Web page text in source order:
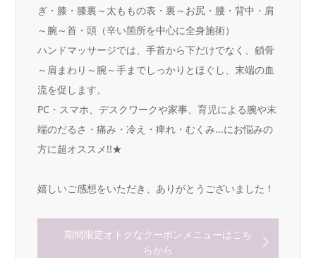
ぎ・膝・膝裏～太ももの表・裏～お尻・腰・背中・肩
～腕～首・頭（辛い箇所を中心に全身施術）
ハンドマッサージでは、手首から下だけでなく、鎖骨
～肩まわり～腕～手までしっかりとほぐし、末端の血
流を促します。
PC・スマホ、デスクワークや家事、育児による腕や末
端のだるさ・痛み・冷え・痺れ・むくみ...にお悩みの
方に超オススメ!!★
嬉しいご感想をいただき、ありがとうございました！
期間限定オトクなクーポンメニューはこち
らから